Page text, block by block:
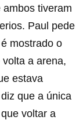
tiveram
Paul pede
mostrado o
volta a arena,
estava
que a única
voltar a